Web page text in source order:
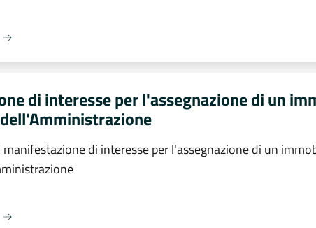
di interesse per l'assegnazione di un
di interesse per l'assegnazione di un